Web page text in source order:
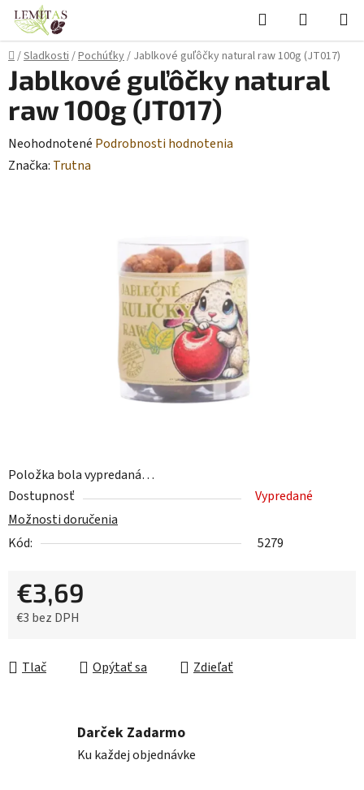
Prejsť
obsah
Hľadať
KOŠÍK
Domov
/Sladkosti/Pochúťky/ Jablkové guľôčky natural raw 100g (JT017)
Položka bola vypredaná…
Dostupnosť
Vypredané
Možnosti doručenia
Kód:
5279
€3,69
€3 bez DPH
Tlač
Opýtať sa Zdieľať
Jablkové guľôčky natural
raw 100g (JT017)
Priemerné
hodnotenie
Neohodnotené Podrobnosti hodnotenia
Značka: Trutna
Darček Zadarmo
Ku každej objednávke